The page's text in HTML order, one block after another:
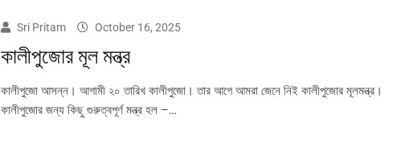
Sri Pritam October 16, 2025
কালীপুজোর মূল মন্ত্র
কালীপুজো আসন্ন। আগামী ২০ তারিখ কালীপুজো। তার আগে আমরা জেনে নিই কালীপুজোর মূলমন্ত্র।
কালীপুজোর জন্য কিছু গুরুত্বপূর্ণ মন্ত্র হল –…